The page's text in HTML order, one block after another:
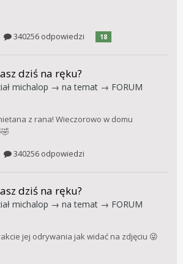
340256 odpowiedzi 18
dziś na ręku?
michalop → na temat → FORUM
z rana! Wieczorowo w domu
340256 odpowiedzi
dziś na ręku?
michalop → na temat → FORUM
jej odrywania jak widać na zdjęciu 😜